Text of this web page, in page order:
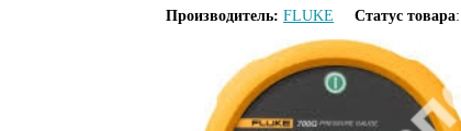
Производитель: FLUKE Статус товара: